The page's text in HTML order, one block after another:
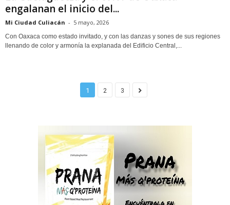
engalanan el inicio del...
Mi Ciudad Culiacán - 5 mayo, 2026
Con Oaxaca como estado invitado, y con las danzas y sones de sus regiones
llenando de color y armonía la explanada del Edificio Central,...
1 2 3